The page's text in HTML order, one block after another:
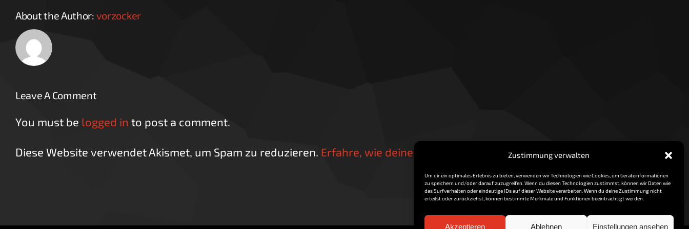
Zustimmung verwalten
Um dir ein optimales Erlebnis zu bieten, verwenden wir Technologien wie Cookies, um Geräteinformationen
zu speichern und/oder darauf zuzugreifen. Wenn du diesen Technologien zustimmst, können wir Daten wie
das Surfverhalten oder eindeutige IDs auf dieser Website verarbeiten. Wenn du deine Zustimmung nicht
erteilst oder zurückziehst, können bestimmte Merkmale und Funktionen beeinträchtigt werden.
Akzeptieren Ablehnen Einstellungen ansehen
About the Author: vorzocker
Leave A Comment
You must be logged in to post a comment.
Diese Website verwendet Akismet, um Spam zu reduzieren. Erfahre, wie deine Kommentardaten verarbeitet werden.